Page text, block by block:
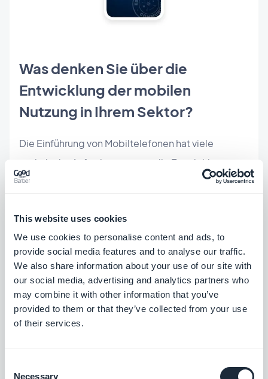
This website uses cookies
We use cookies to personalise content and ads, to
provide social media features and to analyse our traffic.
We also share information about your use of our site with
our social media, advertising and analytics partners who
may combine it with other information that you’ve
provided to them or that they’ve collected from your use
of their services.
Necessary
Was denken Sie über die
Entwicklung der mobilen
Nutzung in Ihrem Sektor?
Die Einführung von Mobiltelefonen hat viele
technische Anforderungen an die Entwickler von
Webseiten gestellt. Seine Verbreitung hat uns
Informationen organisiert wird, zu überdenken. Das
Übernehmen der spezifischen Funktionen der
Endgeräte (Kamera, Geolokalisierung, Offline...) ist
unumgänglich geworden, was eine
"Verdoppelung" der Zugangspunkte (Website +
mobile Anwendung) erforderlich macht, um den
vernetzter Objekte (Uhren, Autos, Fahrräder,